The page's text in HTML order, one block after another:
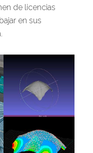
de licencias
en sus